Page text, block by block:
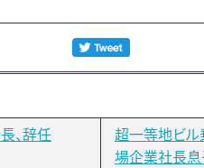
、辞任
超一等地ビ
場企業社長